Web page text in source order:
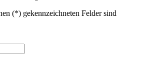
(*) gekennzeichneten Felder sind